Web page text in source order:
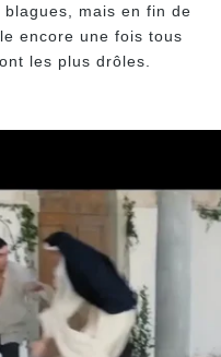
mais en fin de
encore une fois tous
les plus drôles.